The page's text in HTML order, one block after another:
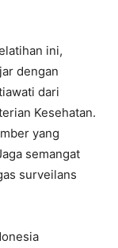
ini,
dengan
dari
Kesehatan.
yang
semangat
surveilans